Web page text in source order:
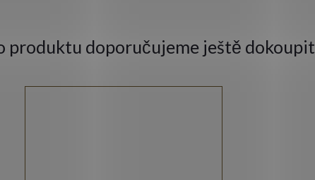
produktu doporučujeme ještě dokoupit